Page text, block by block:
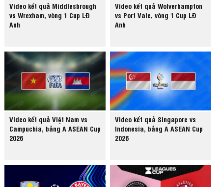
Video kết quả Middlesbrough
vs Wrexham, vòng 1 Cup LĐ
Anh
Video kết quả Wolverhampton
vs Port Vale, vòng 1 Cup LĐ
Anh
Video kết quả Việt Nam vs
Campuchia, bảng A ASEAN Cup
2026
Video kết quả Singapore vs
Indonesia, bảng A ASEAN Cup
2026